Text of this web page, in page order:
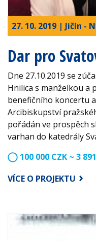
27. 10. 2019 | Jičín -
Dar pro
Dne 27.10.2019 se
Hnilica s manželkou a
benefičního koncertu
Arcibiskupství
pořádán ve prospěch
varhan do katedrály
100 000 CZK ~ 3
VÍCE O PROJEKTU